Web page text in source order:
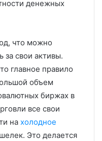
денежных
что можно
за свои активы.
главное правило
объем
биржах в
все свои
на холодное
Это делается